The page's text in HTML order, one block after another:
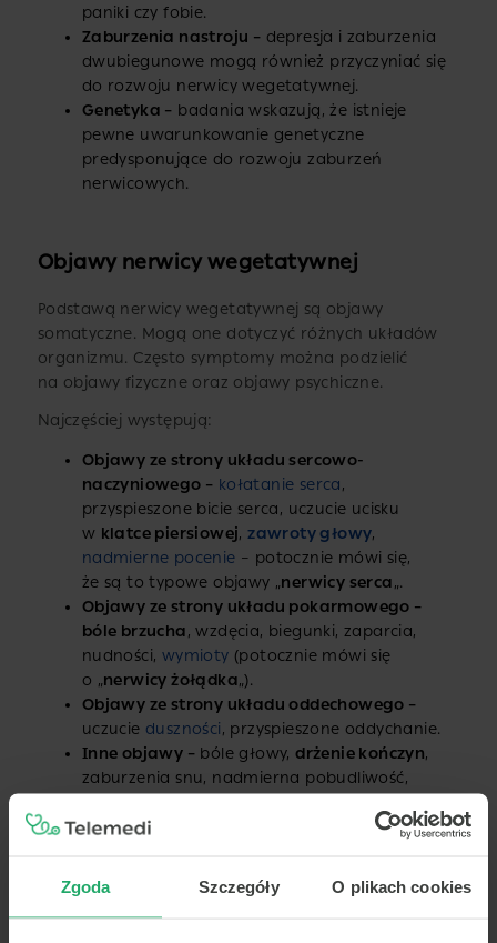
Zgoda Szczegóły O plikach cookies
paniki czy fobie.
Zaburzenia nastroju – depresja i zaburzenia
dwubiegunowe mogą również przyczyniać się
do rozwoju nerwicy wegetatywnej.
Genetyka – badania wskazują, że istnieje
pewne uwarunkowanie genetyczne
predysponujące do rozwoju zaburzeń
nerwicowych.
Objawy nerwicy wegetatywnej
Podstawą nerwicy wegetatywnej są objawy
somatyczne. Mogą one dotyczyć różnych układów
organizmu. Często symptomy można podzielić
na objawy fizyczne oraz objawy psychiczne.
Najczęściej występują:
Objawy ze strony układu sercowo-
naczyniowego – kołatanie serca,
przyspieszone bicie serca, uczucie ucisku
w klatce piersiowej, zawroty głowy,
nadmierne pocenie – potocznie mówi się,
że są to typowe objawy „nerwicy serca„.
Objawy ze strony układu pokarmowego –
bóle brzucha, wzdęcia, biegunki, zaparcia,
nudności, wymioty (potocznie mówi się
o „nerwicy żołądka„).
Objawy ze strony układu oddechowego –
uczucie duszności, przyspieszone oddychanie.
Inne objawy –bóle głowy,drżenie kończyn,
zaburzenia snu, nadmierna pobudliwość,
moczu, zaburzenia zmysłów.
zaburzenia lękowe
zaburzenia nastroju lubobjawy lęku
uogólnionego